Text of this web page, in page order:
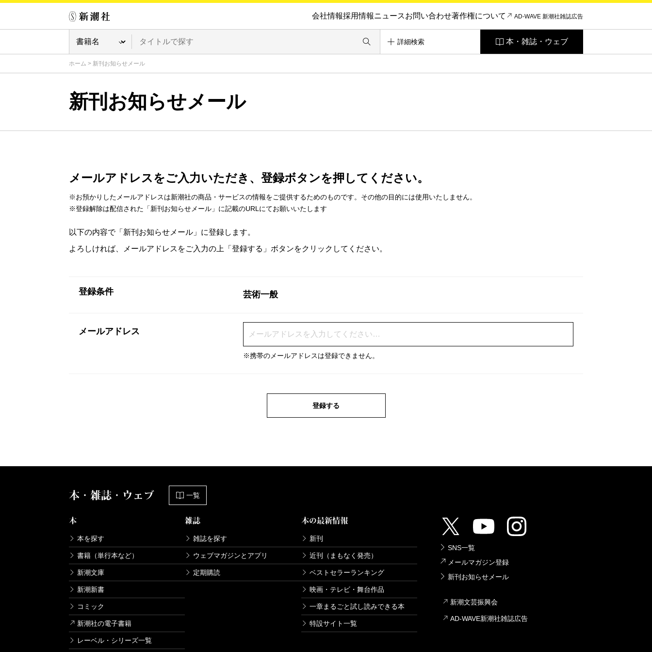
会社情報採用情報ニュースお問い合わせ著作権について AD-WAVE 新潮社雑誌広告
詳細検索 本・雑誌・ウェブ
ホーム > 新刊お知らせメール
新刊お知らせメール
メールアドレスをご入力いただき、登録ボタンを押してください。
※お預かりしたメールアドレスは新潮社の商品・サービスの情報をご提供するためのものです。その他の目的には使用いたしません。
※登録解除は配信された「新刊お知らせメール」に記載のURLにてお願いいたします
以下の内容で「新刊お知らせメール」に登録します。
よろしければ、メールアドレスをご入力の上「登録する」ボタンをクリックしてください。
登録条件 芸術一般
メールアドレス
※携帯のメールアドレスは登録できません。
登録する
本・雑誌・ウェブ 一覧
本
本を探す
書籍（単行本など）
新潮文庫
新潮新書
コミック
新潮社の電子書籍
レーベル・シリーズ一覧
雑誌
雑誌を探す
ウェブマガジンとアプリ
定期購読
本の最新情報
新刊
近刊（まもなく発売）
ベストセラーランキング
映画・テレビ・舞台作品
一章まるごと試し読みできる本
特設サイト一覧
SNS一覧
メールマガジン登録
新刊お知らせメール
新潮文芸振興会
AD-WAVE新潮社雑誌広告